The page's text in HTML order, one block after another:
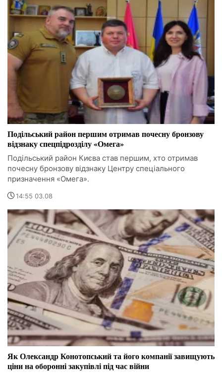
Подільський район першим отримав почесну бронзову
відзнаку спецпідрозділу «Омега»
Подільський район Києва став першим, хто отримав
почесну бронзову відзнаку Центру спеціального
призначення «Омега».
14:55 03.08
Як Олександр Конотопський та його компанії завищують
ціни на оборонні закупівлі під час війни